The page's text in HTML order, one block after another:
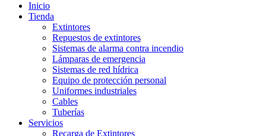
Inicio
Tienda
Extintores
Repuestos de extintores
Sistemas de alarma contra incendio
Lámparas de emergencia
Sistemas de red hídrica
Equipo de protección personal
Uniformes industriales
Cables
Tuberías
Servicios
Recarga de Extintores